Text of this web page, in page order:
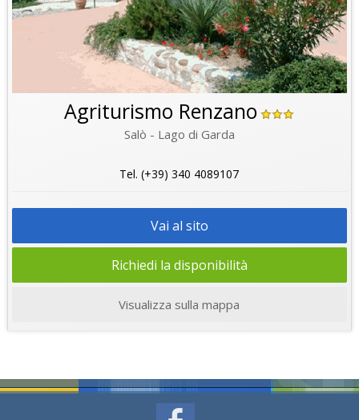
Agriturismo Renzano
Salò - Lago di Garda
Tel. (+39) 340 4089107
Vai al sito
Richiedi la disponibilità
Visualizza sulla mappa